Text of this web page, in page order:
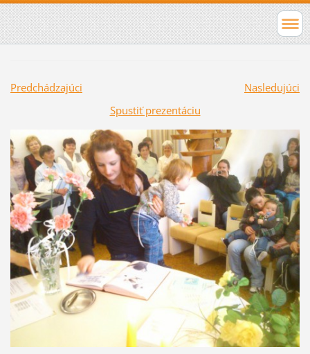
Predchádzajúci
Nasledujúci
Spustiť prezentáciu